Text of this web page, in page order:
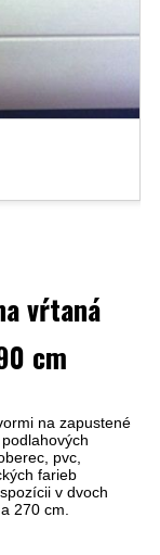
vŕtaná
cm
na zapustené
pvc,
farieb
v dvoch
270 cm.